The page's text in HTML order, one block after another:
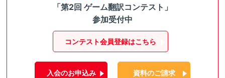
「第2回 ゲーム翻訳コンテスト」
参加受付中
コンテスト会員登録はこちら
入会のお申込み 資料のご請求